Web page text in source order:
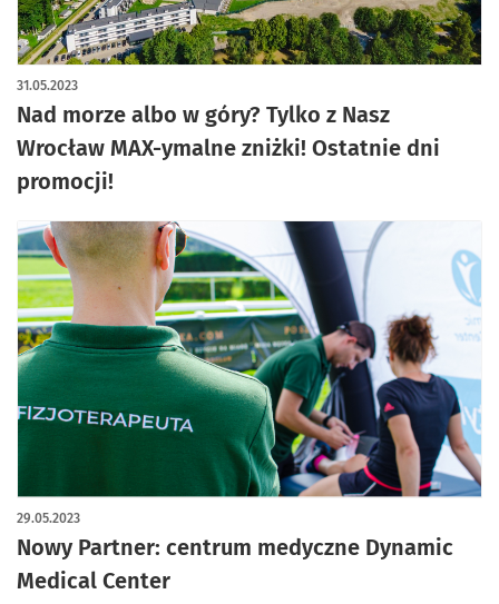
Nad morze albo w góry? Tylko z Nasz
Wrocław MAX-ymalne zniżki! Ostatnie dni
promocji!
31.05.2023
Nowy Partner: centrum medyczne Dynamic
Medical Center
29.05.2023